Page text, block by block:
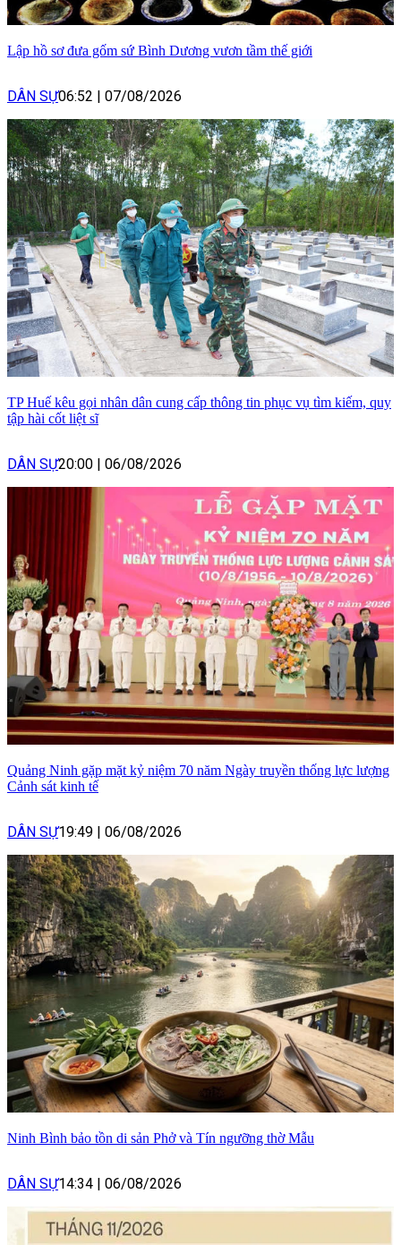
Lập hồ sơ đưa gốm sứ Bình Dương vươn tầm thế giới
DÂN SỰ06:52 | 07/08/2026
TP Huế kêu gọi nhân dân cung cấp thông tin phục vụ tìm kiếm, quy
tập hài cốt liệt sĩ
DÂN SỰ20:00 | 06/08/2026
Quảng Ninh gặp mặt kỷ niệm 70 năm Ngày truyền thống lực lượng
Cảnh sát kinh tế
DÂN SỰ19:49 | 06/08/2026
Ninh Bình bảo tồn di sản Phở và Tín ngưỡng thờ Mẫu
DÂN SỰ14:34 | 06/08/2026